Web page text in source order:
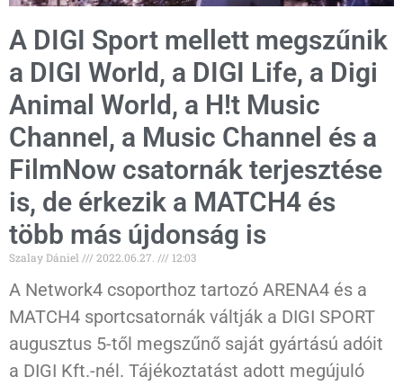
A DIGI Sport mellett megszűnik
a DIGI World, a DIGI Life, a Digi
Animal World, a H!t Music
Channel, a Music Channel és a
FilmNow csatornák terjesztése
is, de érkezik a MATCH4 és
több más újdonság is
Szalay Dániel 2022.06.27. 12:03
A Network4 csoporthoz tartozó ARENA4 és a
MATCH4 sportcsatornák váltják a DIGI SPORT
augusztus 5-től megszűnő saját gyártású adóit
a DIGI Kft.-nél. Tájékoztatást adott megújuló